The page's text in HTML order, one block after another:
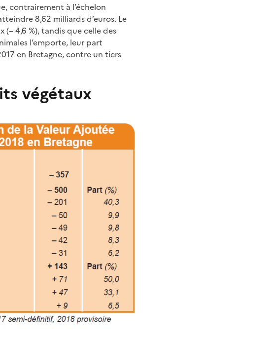
contrairement à l’échelon
8,62 milliards d’euros. Le
(– 4,6 %), tandis que celle des
l’emporte, leur part
en Bretagne, contre un tiers
végétaux